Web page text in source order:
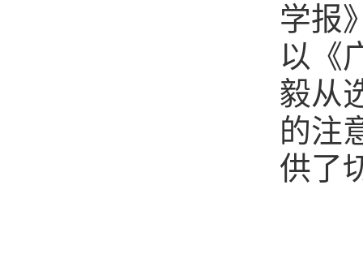
学报
以《
毅从
的注
供了